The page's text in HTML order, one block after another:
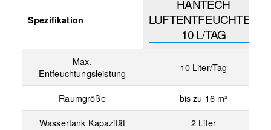
Spezifikation
HANTECH
LUFTENTFEUCHTER
10 L/TAG
Max.
Entfeuchtungsleistung
10 Liter/Tag
Raumgröße
bis zu 16 m²
Wassertank Kapazität
2 Liter